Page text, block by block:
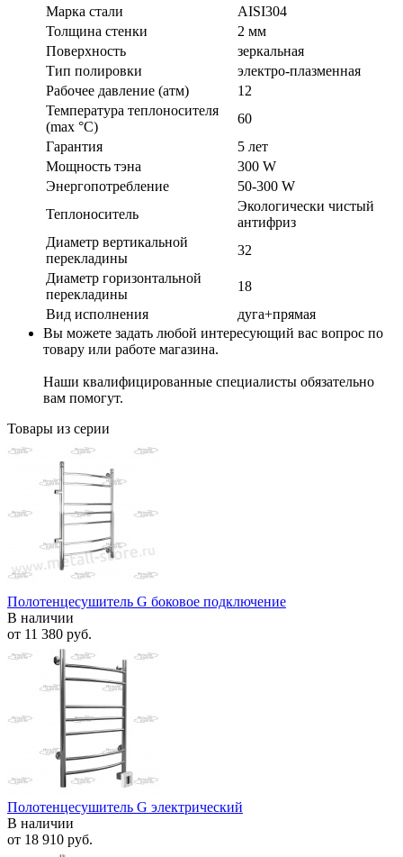
Марка стали
AISI304
Толщина стенки
2 мм
Поверхность
зеркальная
Тип полировки
электро-плазменная
Рабочее давление (атм)
12
Температура теплоносителя
(max °C)
60
Гарантия
5 лет
Мощность тэна
300 W
Энергопотребление
50-300 W
Теплоноситель
Экологически чистый
антифриз
Диаметр вертикальной
перекладины
32
Диаметр горизонтальной
перекладины
18
Вид исполнения
дуга+прямая
Вы можете задать любой интересующий вас вопрос по
товару или работе магазина.
Наши квалифицированные специалисты обязательно
вам помогут.
Товары из серии
Полотенцесушитель G боковое подключение
В наличии
от 11 380 руб.
Полотенцесушитель G электрический
В наличии
от 18 910 руб.